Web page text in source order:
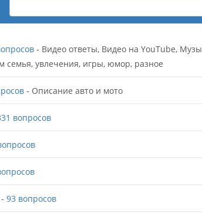
- Видео ответы, Видео на YouTube,
семья, увлечения, игры, юмор, разное
- Описание авто и мото
вопросов
- 93 вопросов